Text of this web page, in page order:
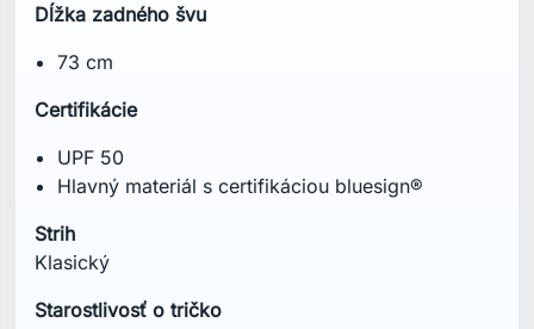
Dĺžka zadného švu
73 cm
Certifikácie
UPF 50
Hlavný materiál s certifikáciou bluesign®
Strih
Klasický
Starostlivosť o tričko